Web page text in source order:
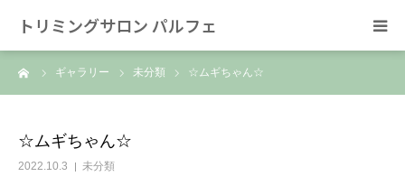
トリミングサロン パルフェ
ギャラリー 未分類 ☆ムギちゃん☆
☆ムギちゃん☆
2022.10.3 未分類
HOME